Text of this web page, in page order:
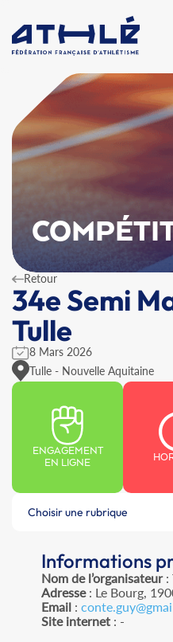
Retour
34e Semi
Tulle
8 Mars 2026
Tulle - Nouvelle Aquitaine
ENGAGEMENT
EN LIGNE
Choisir une rubrique
Informations
Nom de l’organisateur:
Adresse: Le Bourg,
Email:
Site internet: -